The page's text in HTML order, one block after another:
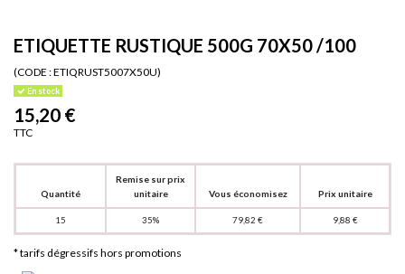
ETIQUETTE RUSTIQUE 500G 70X50 /100
(CODE :ETIQRUST5007X50U)
En stock
15,20 €
TTC
Quantité
Remise sur prix
unitaire
Vous économisez Prix unitaire
15 35% 79,82 € 9,88 €
* tarifs dégressifs hors promotions